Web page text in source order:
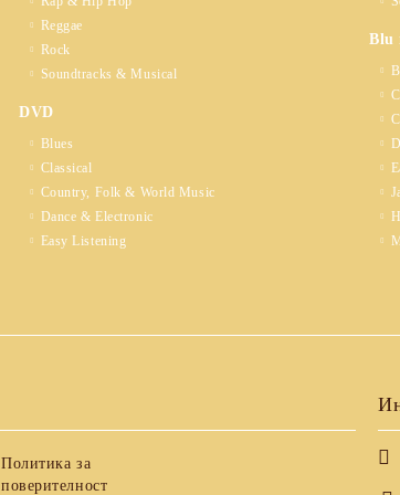
Reggae
Rock
Soundtracks & Musical
DVD
Blues
Classical
Country, Folk & World Music
Dance & Electronic
Easy Listening
Blu
Политика за
поверителност